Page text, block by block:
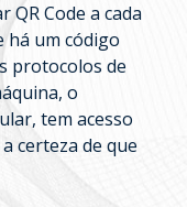
QR Code a cada
há um código
protocolos de
o
tem acesso
certeza de que